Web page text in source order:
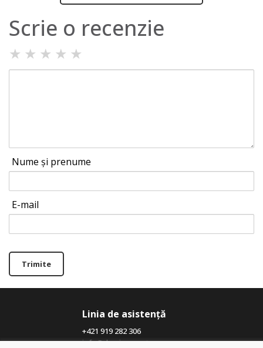
Scrie o recenzie
★ ★ ★ ★ ★
Nume și prenume
E-mail
Trimite
Linia de asistență
+421 919 282 306
info@domivosport.ro